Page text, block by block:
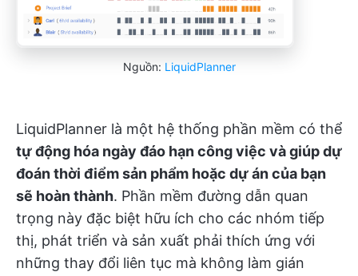
Nguồn: LiquidPlanner
LiquidPlanner là một hệ thống phần mềm có thể
tự động hóa ngày đáo hạn công việc và giúp dự
đoán thời điểm sản phẩm hoặc dự án của bạn
sẽ hoàn thành. Phần mềm đường dẫn quan
trọng này đặc biệt hữu ích cho các nhóm tiếp
thị, phát triển và sản xuất phải thích ứng với
những thay đổi liên tục mà không làm gián